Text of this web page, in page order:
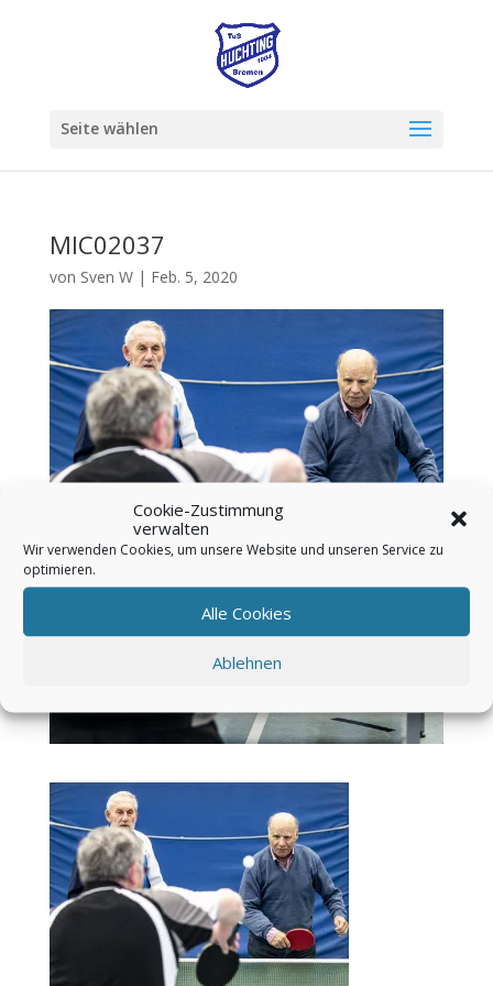
Cookie-Zustimmung
verwalten
Wir verwenden Cookies, um unsere Website und unseren Service zu
optimieren.
Alle Cookies
Ablehnen
Seite wählen
MIC02037
von Sven W| Feb. 5, 2020